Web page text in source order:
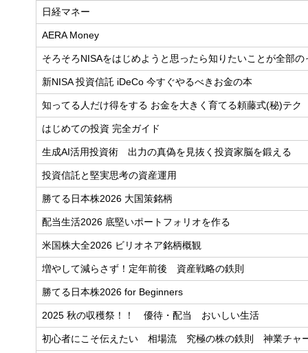
日経マネー
AERA Money
そろそろNISAをはじめようと思ったら知りたいことが全部の
新NISA 投資信託 iDeCo 今すぐやるべきお金の本
知ってる人だけ得をする お金を大きく育てる頼藤式(秘)テク
はじめての投資 完全ガイド
生成AI活用投資術 出力の真偽を見抜く投資家脳を鍛える
投資信託と堅実思考の資産運用
勝てる日本株2026 大国策銘柄
配当生活2026 底堅いポートフォリオを作る
米国株大全2026 ビリオネア銘柄概観
増やして減らさず！定年前後 資産戦略の鉄則
勝てる日本株2026 for Beginners
2025 秋の収穫祭！！ 優待・配当 おいしい生活
初心者にこそ伝えたい 相場流 究極の株の鉄則 神業チャ